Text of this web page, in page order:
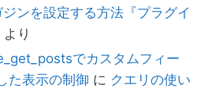
ンを設定する方法『プラグイ
より
でカスタムフィー
た表示の制御 に クエリの使い